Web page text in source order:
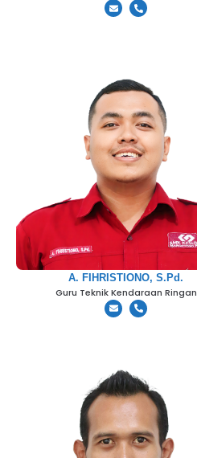
A. FIHRISTIONO, S.Pd.
Guru Teknik Kendaraan Ringan